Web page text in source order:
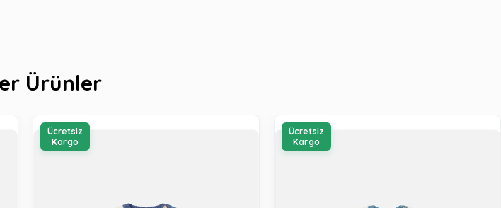
Ürünler
Ücretsiz
Kargo
Ücretsiz
Kargo